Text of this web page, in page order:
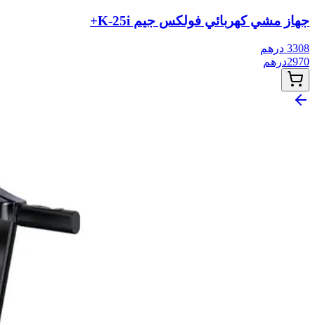
جهاز مشي كهربائي فولكس جيم K-25i+
3308 درهم
2970درهم